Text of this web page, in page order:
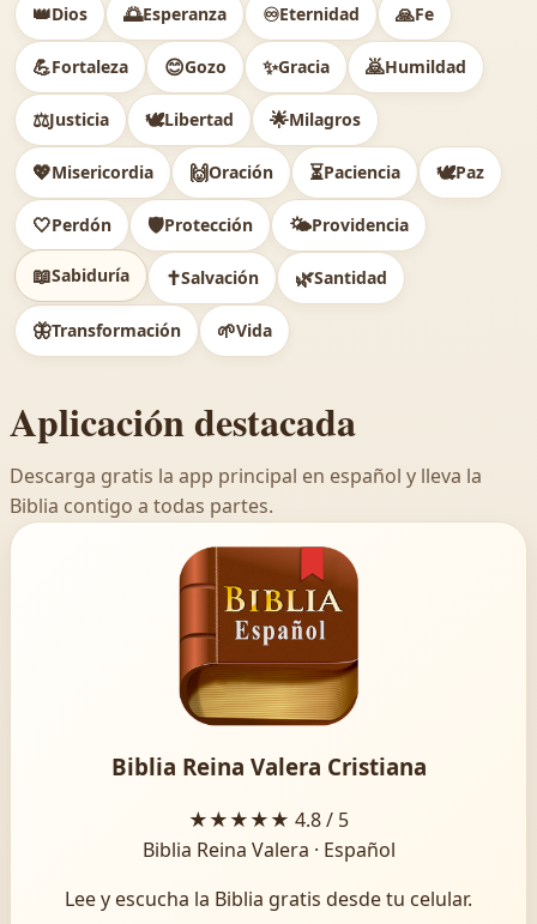
👑Dios 🌅Esperanza ♾️Eternidad 🙏Fe
💪Fortaleza 😊Gozo ✨Gracia 🙇Humildad
⚖️Justicia 🕊Libertad 🌟Milagros
💖Misericordia 🙌Oración ⏳Paciencia 🕊️Paz
🤍Perdón 🛡️Protección 🌤️Providencia
📖Sabiduría ✝️Salvación 🌿Santidad
🦋Transformación 🌱Vida
Aplicación destacada
Descarga gratis la app principal en español y lleva la
Biblia contigo a todas partes.
Biblia Reina Valera Cristiana
★★★★★ 4.8 / 5
Biblia Reina Valera · Español
Lee y escucha la Biblia gratis desde tu celular.